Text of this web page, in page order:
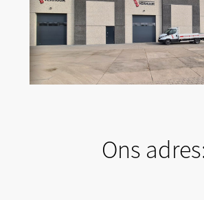
Ons